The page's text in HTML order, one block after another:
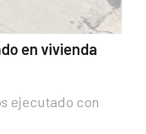
en vivienda
ejecutado con